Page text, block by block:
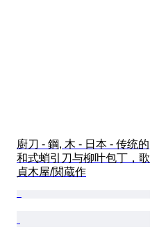
廚刀 - 鋼, 木 - 日本 - 传统的
和式蛸引刀与柳叶包丁，歌
貞木屋/関蔵作